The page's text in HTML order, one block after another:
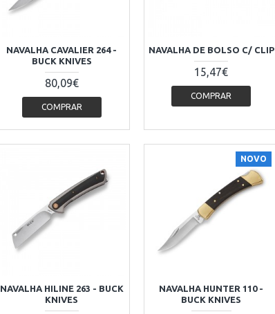
NAVALHA CAVALIER 264 -
BUCK KNIVES
80,09€
COMPRAR
NAVALHA DE BOLSO C/ CLIP
15,47€
COMPRAR
NAVALHA HILINE 263 - BUCK
KNIVES
NOVO
NAVALHA HUNTER 110 -
BUCK KNIVES